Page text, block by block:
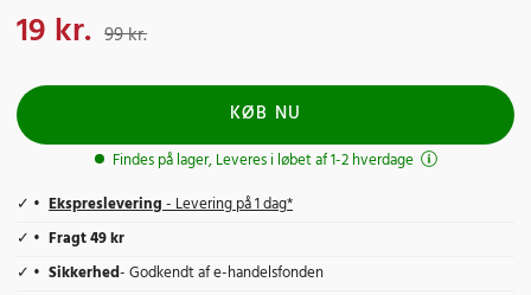
Nuværende pris
19 kr. 99 kr.
KØB NU
Findes på lager, Leveres i løbet af 1-2 hverdage
Ekspreslevering- Levering på 1 dag*
Fragt 49 kr
Sikkerhed- Godkendt af e-handelsfonden